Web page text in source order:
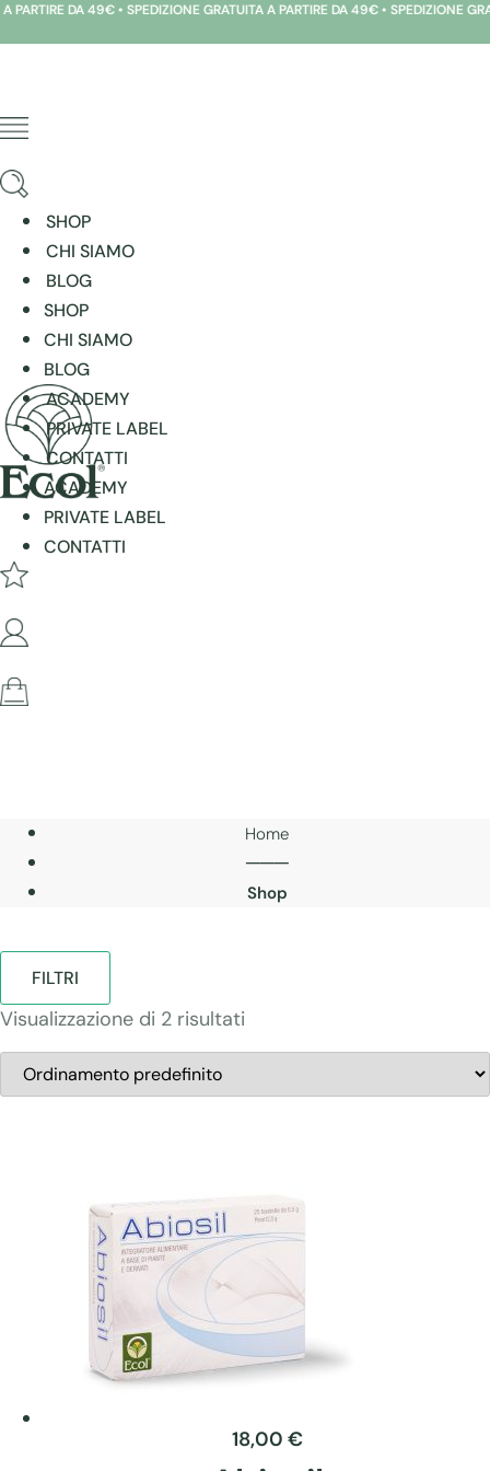
Vai
al
DA 49€ • SPEDIZIONE GRATUITA A PARTIRE DA 49€ • SPEDIZIONE
SHOP
CHI SIAMO
BLOG
SHOP
CHI SIAMO
BLOG
ACADEMY
PRIVATE LABEL
CONTATTI
ACADEMY
PRIVATE LABEL
CONTATTI
Home
───
Shop
FILTRI
Visualizzazione di 2 risultati
18,00 €